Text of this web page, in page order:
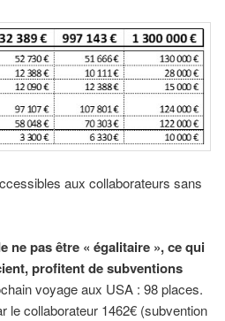
aux collaborateurs sans
ne pas être « égalitaire », ce qui
profitent de subventions
voyage aux USA : 98 places.
le collaborateur 1462€ (subvention